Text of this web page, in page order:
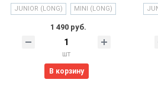
JUNIOR (LONG) MINI (LONG)
1 490 руб.
шт
В корзину